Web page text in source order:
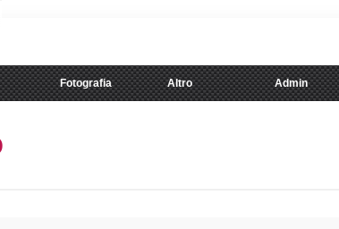
Fotografia Altro Admin